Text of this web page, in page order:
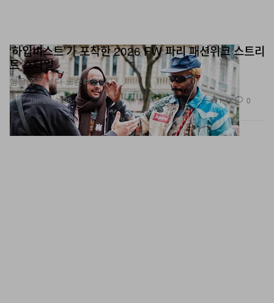
패션
‘하입비스트’가 포착한 2026 FW 파리 패션위크 스트리
트 스타일
힘을 주기보다 느슨해졌다.
Jan 28, 2026 1.4K 0